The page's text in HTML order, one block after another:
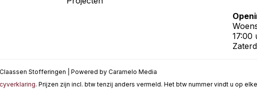
17:00
Stofferingen | Powered by Caramelo Media
. Prijzen zijn incl. btw tenzij anders vermeld. Het btw nummer vindt u op